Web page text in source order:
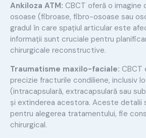
Ankiloza ATM: CBCT oferă o imagine
osoase (fibroase, fibro-osoase sau
gradul în care spațiul articular este
informații sunt cruciale pentru
chirurgicale reconstructive.
Traumatisme maxilo-faciale: CBCT
precizie fracturile condiliene, inclusiv
(intracapsulară, extracapsulară sau
și extinderea acestora. Aceste detalii
pentru alegerea tratamentului, fie
chirurgical.